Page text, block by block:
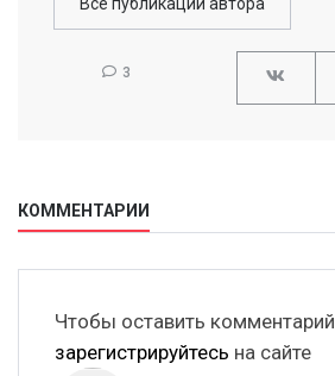
Все публикации автора
3
КОММЕНТАРИИ
Чтобы оставить комментарий
зарегистрируйтесь на сайте